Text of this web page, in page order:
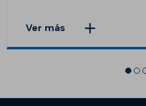
Ver más